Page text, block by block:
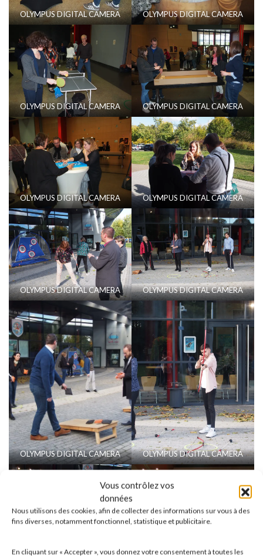
Vous contrôlez vos
données
Nous utilisons des cookies, afin de collecter des informations sur vous à des
fins diverses, notamment fonctionnel, statistique et publicitaire.
En cliquant sur « Accepter », vous donnez votre consentement à toutes les
OLYMPUS DIGITAL CAMERA OLYMPUS DIGITAL CAMERA
OLYMPUS DIGITAL CAMERA OLYMPUS DIGITAL CAMERA
OLYMPUS DIGITAL CAMERA OLYMPUS DIGITAL CAMERA
OLYMPUS DIGITAL CAMERA OLYMPUS DIGITAL CAMERA
OLYMPUS DIGITAL CAMERA OLYMPUS DIGITAL CAMERA